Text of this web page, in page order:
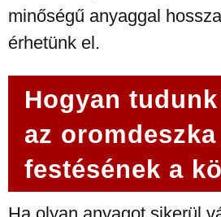
minőségű anyaggal
érhetünk el.
Hogyan
az oromdeszka
festésének a